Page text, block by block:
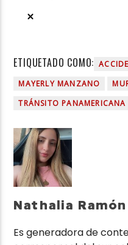
ETIQUETADO COMO:
MAYERLY MANZANO
TRÁNSITO PANAMERICANA
Nathalia
Es generadora de